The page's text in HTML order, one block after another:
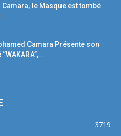
Camara, le Masque est tombé
Camara Présente son
3719